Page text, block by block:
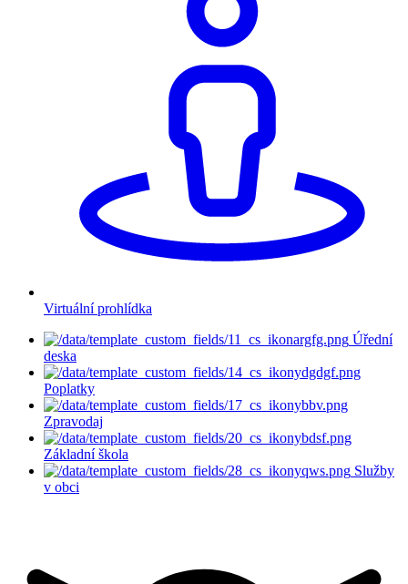
Virtuální prohlídka
Úřední
deska
Poplatky
Zpravodaj
Základní škola
Služby
v obci